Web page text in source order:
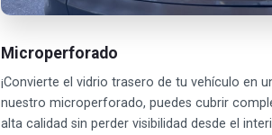
Microperforado
¡Convierte el vidrio trasero de tu vehículo en
nuestro microperforado, puedes cubrir
alta calidad sin perder visibilidad desde el